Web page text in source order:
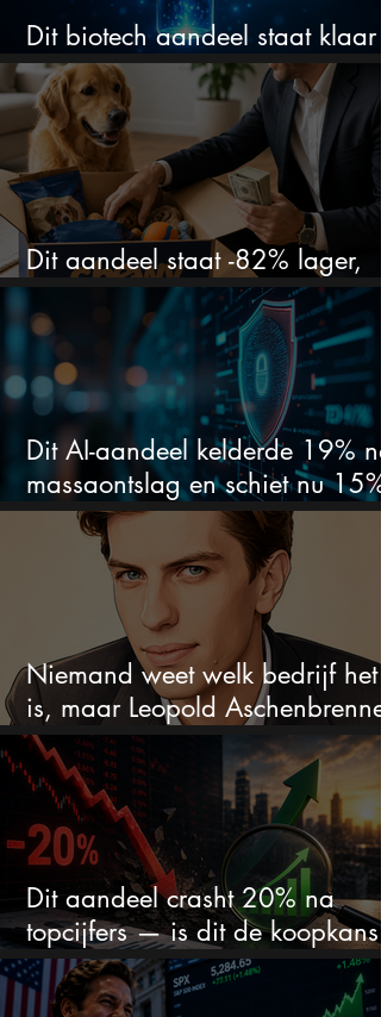
Dit biotech aandeel staat klaar
voor een flinke rally
Dit aandeel staat -82% lager,
terwijl het bedrijf gewoon groeit
Dit AI-aandeel kelderde 19% na
massaontslag en schiet nu 15%
omhoog
Niemand weet welk bedrijf het
is, maar Leopold Aschenbrenner
zet er nu $500 miljoen op
Dit aandeel crasht 20% na
topcijfers — is dit de koopkans
waar beleggers op wachtten?